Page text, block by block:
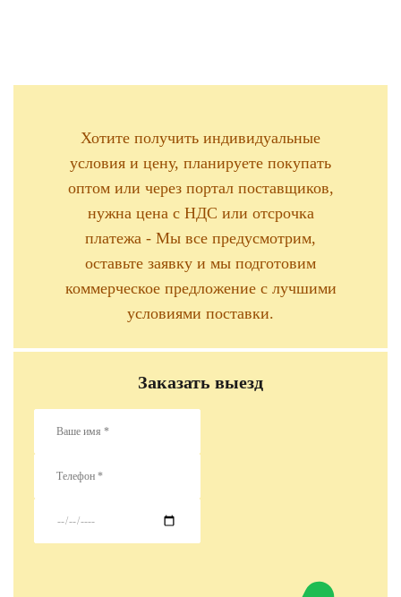
Хотите получить индивидуальные
условия и цену, планируете покупать
оптом или через портал поставщиков,
нужна цена с НДС или отсрочка
платежа - Мы все предусмотрим,
оставьте заявку и мы подготовим
коммерческое предложение с лучшими
условиями поставки.
Заказать выезд